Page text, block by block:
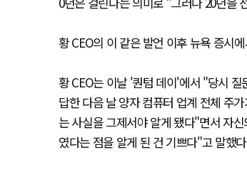
황 CEO의 이 같은 발언 이후 뉴욕 증시
황 CEO는 이날 '퀀텀 데이'에서 "당시
답한 다음 날 양자 컴퓨터 업계 전체 주
는 사실을 그제서야 알게 됐다"면서 자
였다는 점을 알게 된 건 기쁘다"고 말했